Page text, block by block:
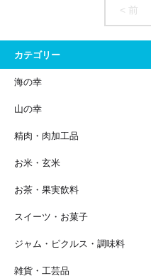
< 前
カテゴリー
海の幸
山の幸
精肉・肉加工品
お米・玄米
お茶・果実飲料
スイーツ・お菓子
ジャム・ピクルス・調味料
雑貨・工芸品